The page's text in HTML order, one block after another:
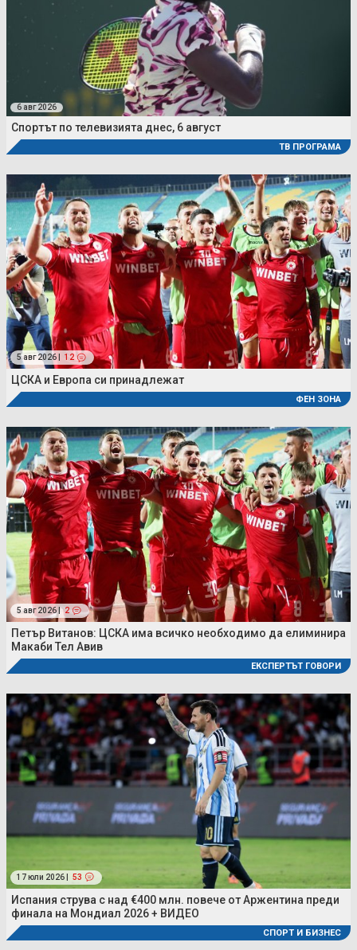
6 авг 2026
Спортът по телевизията днес, 6 август
ТВ ПРОГРАМА
5 авг 2026 | 12
ЦСКА и Европа си принадлежат
ФЕН ЗОНА
5 авг 2026 | 2
Петър Витанов: ЦСКА има всичко необходимо да елиминира
Макаби Тел Авив
ЕКСПЕРТЪТ ГОВОРИ
17 юли 2026 | 53
Испания струва с над €400 млн. повече от Аржентина преди
финала на Мондиал 2026 + ВИДЕО
СПОРТ И БИЗНЕС